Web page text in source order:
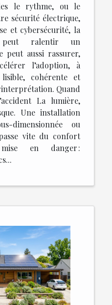
le rythme, ou le
sécurité électrique,
et cybersécurité, la
peut ralentir un
peut aussi rassurer,
l’adoption, à
cohérente et
Quand
La lumière,
Une installation
dimensionnée ou
vite du confort
en danger :